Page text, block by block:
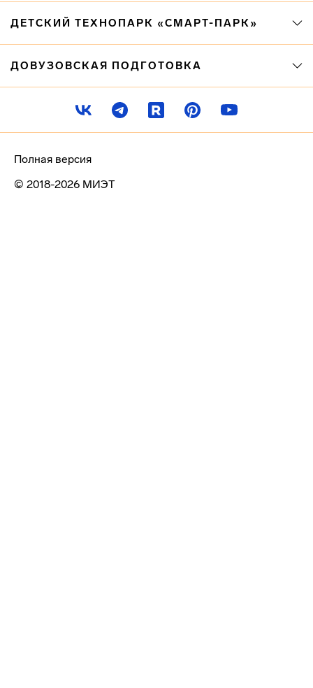
ДЕТСКИЙ ТЕХНОПАРК «СМАРТ-ПАРК»
ДОВУЗОВСКАЯ ПОДГОТОВКА
© 2018-2026 МИЭТ
Полная версия